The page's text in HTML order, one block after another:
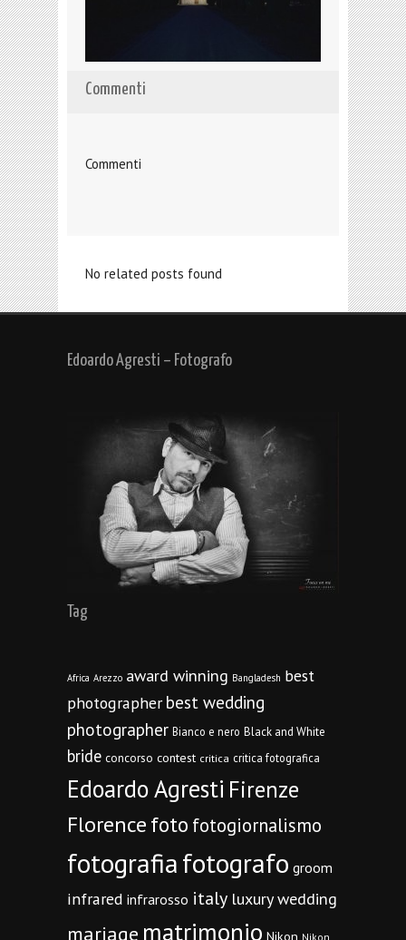
Commenti
Commenti
No related posts found
Edoardo Agresti – Fotografo
Tag
Africa Arezzo award winning Bangladesh best
photographer best wedding
photographer Bianco e nero Black and White
bride concorso contest critica critica fotografica
Edoardo Agresti Firenze
Florencefoto fotogiornalismo
fotografiafotografo groom
infrared infrarosso italy luxury wedding
mariage matrimonio Nikon Nikon